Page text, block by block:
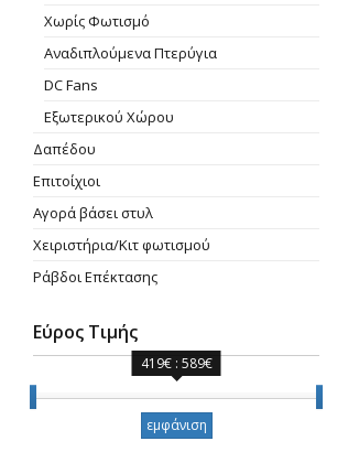
Χωρίς Φωτισμό
Aναδιπλούμενα Πτερύγια
DC Fans
Εξωτερικού Χώρου
Δαπέδου
Επιτοίχιοι
Αγορά βάσει στυλ
Χειριστήρια/Κιτ φωτισμού
Ράβδοι Επέκτασης
Εύρος Τιμής
Εύρος Τιμής
419€ : 589€
εμφάνιση